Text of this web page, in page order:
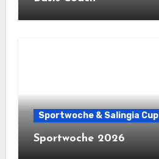
Sportwoche & Salingia Cup
Sportwoche 2026